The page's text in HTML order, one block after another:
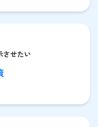
させたい